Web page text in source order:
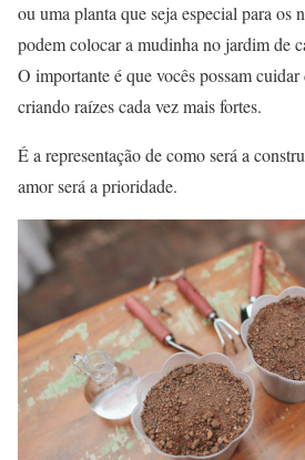
ou uma planta que seja especial para os
podem colocar a mudinha no jardim de
O importante é que vocês possam
criando raízes cada vez mais fortes.
É a representação de como será a
amor será a prioridade.